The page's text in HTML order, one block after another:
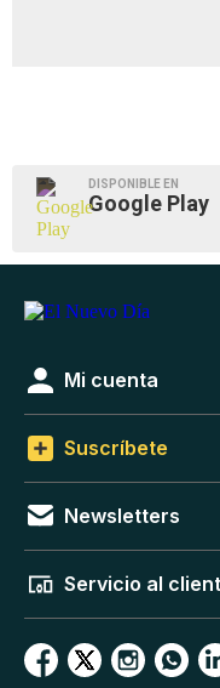
DISPONIBLE EN
Google Play
Mi cuenta
Suscríbete
Newsletters
Servicio al